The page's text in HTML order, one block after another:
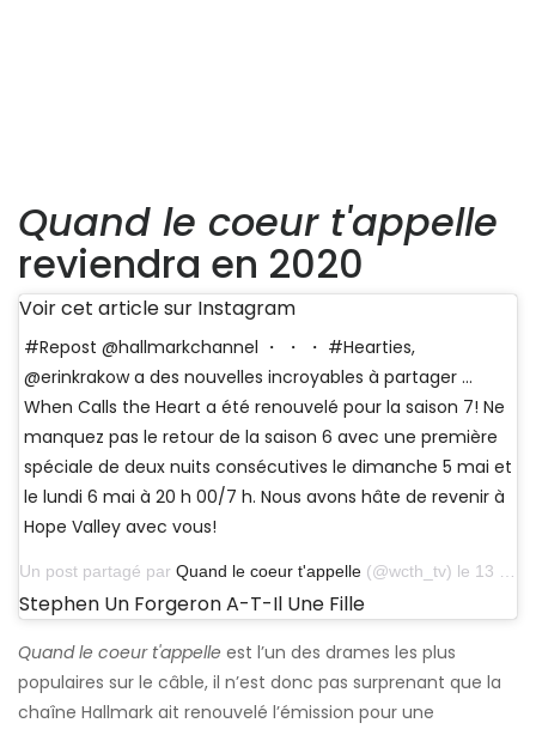
Quand le coeur t'appelle
reviendra en 2020
Voir cet article sur Instagram
#Repost @hallmarkchannel ・ ・ ・ #Hearties,
@erinkrakow a des nouvelles incroyables à partager ...
When Calls the Heart a été renouvelé pour la saison 7! Ne
manquez pas le retour de la saison 6 avec une première
spéciale de deux nuits consécutives le dimanche 5 mai et
le lundi 6 mai à 20 h 00/7 h. Nous avons hâte de revenir à
Hope Valley avec vous!
Un post partagé par Quand le coeur t'appelle (@wcth_tv) le 13 avril 2019 à 18h00 PDT
Stephen Un Forgeron A-T-Il Une Fille
Quand le coeur t'appelle est l’un des drames les plus
populaires sur le câble, il n’est donc pas surprenant que la
chaîne Hallmark ait renouvelé l’émission pour une